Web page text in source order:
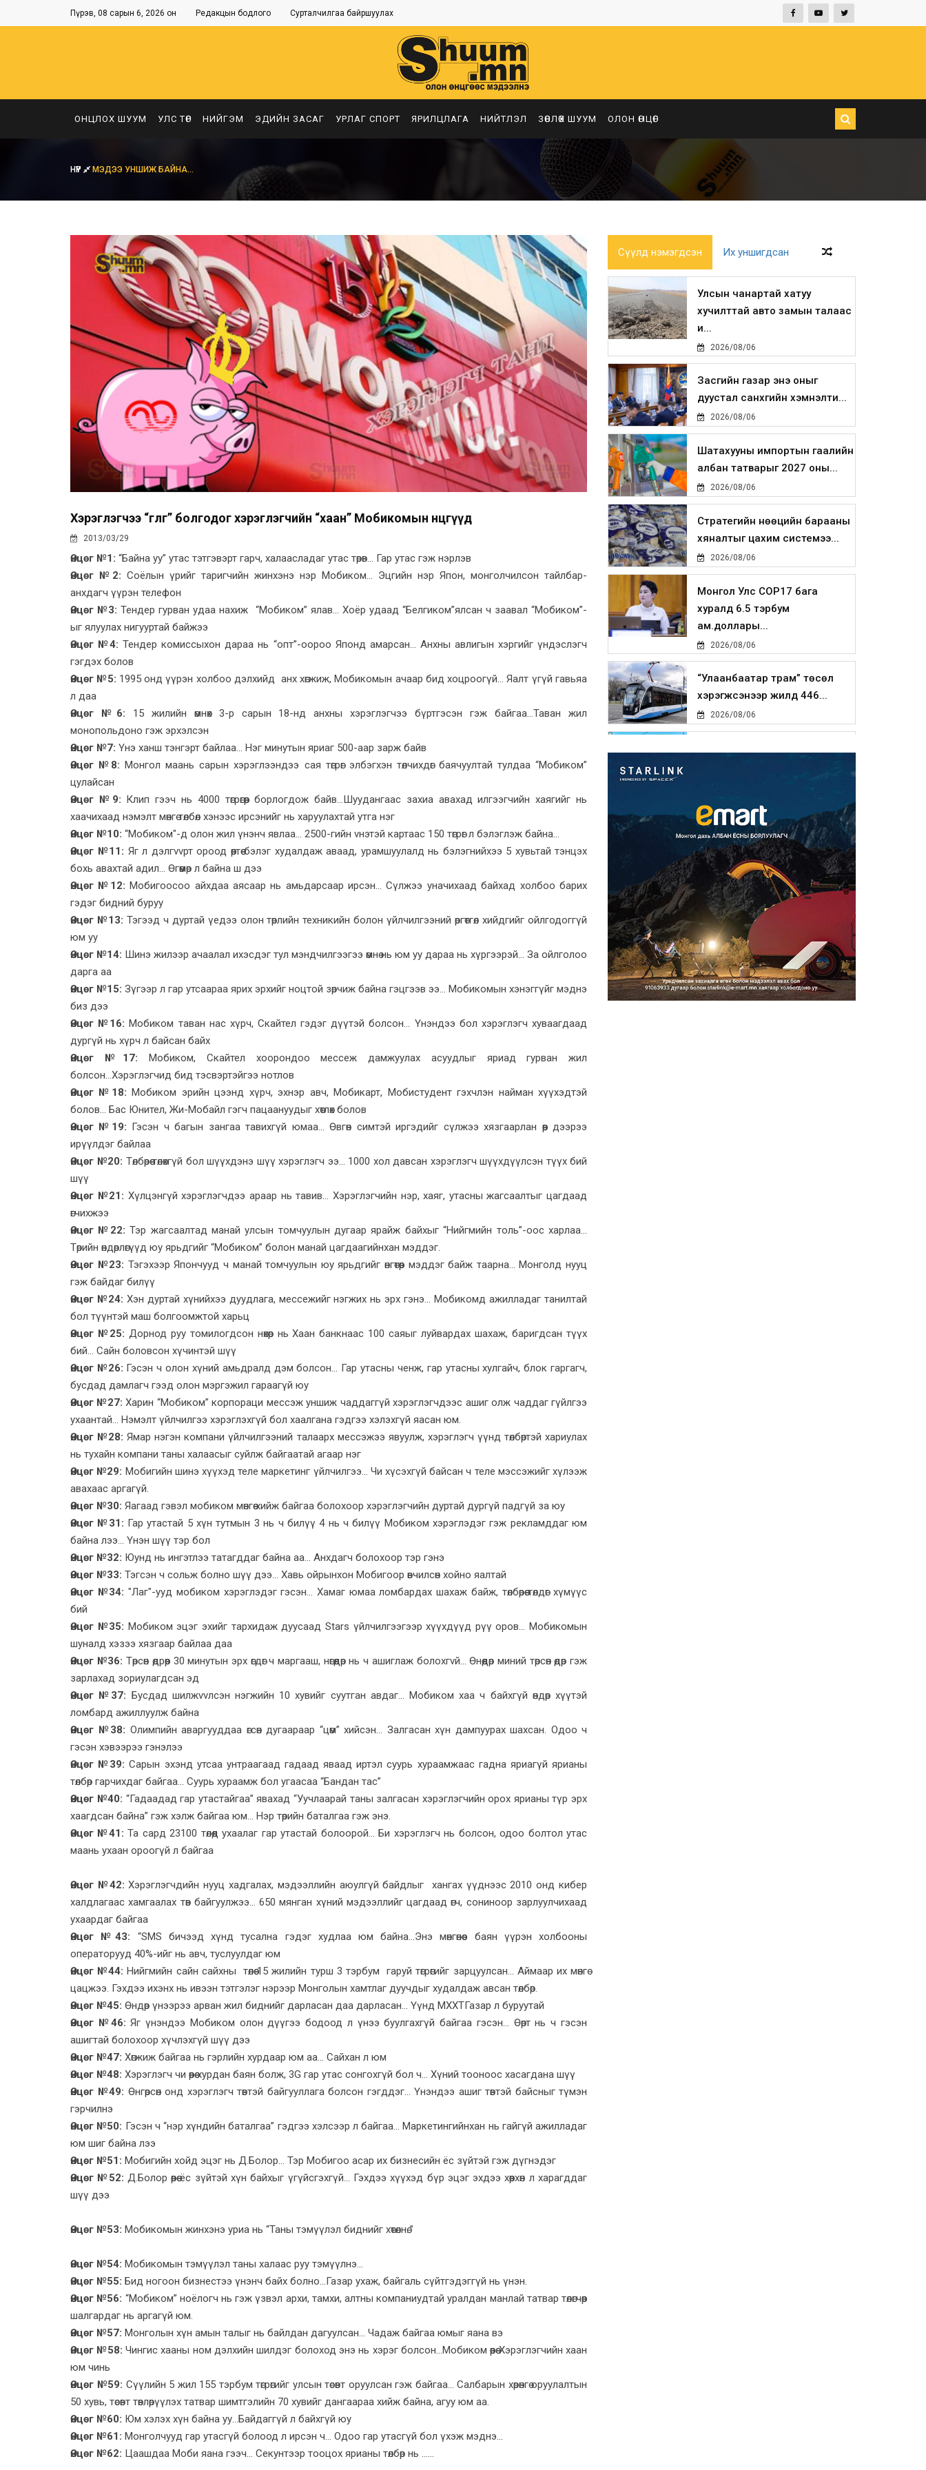
Пүрэв, 08 сарын 6, 2026 он Редакцын бодлого Сурталчилгаа байршуулах
ОНЦЛОХ ШУУМ УЛС ТӨР НИЙГЭМ ЭДИЙН ЗАСАГ УРЛАГ СПОРТ ЯРИЛЦЛАГА НИЙТЛЭЛ ЗӨВЛӨХ ШУУМ ОЛОН ӨНЦӨГ
НҮҮР МЭДЭЭ УНШИЖ БАЙНА...
Хэрэглэгчээ “гөлөг” болгодог хэрэглэгчийн “хаан” Мобикомын өнцөгүүд
2013/03/29
Өнцөг №1: “Байна уу” утас тэтгэвэрт гарч, халаасладаг утас төрөв... Гар утас гэж нэрлэв
Өнцөг №2: Соёлын үрийг таригчийн жинхэнэ нэр Мобиком... Эцгийн нэр Япон, монголчилсон тайлбар-
анхдагч үүрэн телефон
Өнцөг №3: Тендер гурван удаа нахиж “Мобиком” ялав... Хоёр удаад “Белгиком”ялсан ч заавал “Мобиком”-
ыг ялуулах нигууртай байжээ
Өнцөг №4: Тендер комиссыхон дараа нь “опт”-оороо Японд амарсан... Анхны авлигын хэргийг үндэслэгч
гэгдэх болов
Өнцөг №5: 1995 онд үүрэн холбоо дэлхийд анх хөгжиж, Мобикомын ачаар бид хоцроогүй... Яалт үгүй гавьяа
л даа
Өнцөг №6: 15 жилийн өмнөх 3-р сарын 18-нд анхны хэрэглэгчээ бүртгэсэн гэж байгаа...Таван жил
монопольдоно гэж эрхэлсэн
Өнцөг №7: Үнэ ханш тэнгэрт байлаа... Нэг минутын яриаг 500-аар зарж байв
Өнцөг №8: Монгол маань сарын хэрэглээндээ сая төгрөг элбэгхэн төлчихдөг баячуултай тулдаа “Мобиком”
цулайсан
Өнцөг №9: Клип гээч нь 4000 төгрөгөөр борлогдож байв...Шуудангаас захиа авахад илгээгчийн хаягийг нь
хаачихаад нэмэлт мөнгө төлбөл хэнээс ирсэнийг нь харуулахтай утга нэг
Өнцөг №10: “Мобиком"-д олон жил үнэнч явлаа... 2500-гийн vнэтэй картаас 150 төгрөг л бэлэглэж байна...
Өнцөг №11: Яг л дэлгvvрт ороод өөртөө бэлэг худалдаж аваад, урамшуулалд нь бэлэгнийхээ 5 хувьтай тэнцэх
бохь авахтай адил... Өгөөмөр л байна ш дээ
Өнцөг №12: Мобигоосоо айхдаа аясаар нь амьдарсаар ирсэн... Сүлжээ уначихаад байхад холбоо барих
гэдэг бидний буруу
Өнцөг №13: Тэгээд ч дуртай үедээ олон төрлийн техникийн болон үйлчилгээний өргөтгөл хийдгийг ойлгодоггүй
юм уу
Өнцөг №14: Шинэ жилээр ачаалал ихэсдэг тул мэндчилгээгээ өмнө нь юм уу дараа нь хүргээрэй... За ойлголоо
дарга аа
Өнцөг №15: Зүгээр л гар утсаараа ярих эрхийг ноцтой зөрчиж байна гэцгээв ээ... Мобикомын хэнэггүйг мэднэ
биз дээ
Өнцөг №16:Мобиком таван нас хүрч, Скайтел гэдэг дүүтэй болсон... Үнэндээ бол хэрэглэгч хуваагдаад
дургүй нь хүрч л байсан байх
Өнцөг №17: Мобиком, Скайтел хоорондоо мессеж дамжуулах асуудлыг яриад гурван жил
болсон...Хэрэглэгчид бид тэсвэртэйгээ нотлов
Өнцөг №18: Мобиком эрийн цээнд хүрч, эхнэр авч, Мобикарт, Мобистудент гэхчлэн найман хүүхэдтэй
болов... Бас Юнител, Жи-Мобайл гэгч пацаануудыг хөтлөх болов
Өнцөг №19: Гэсэн ч багын зангаа тавихгүй юмаа... Өвгөн симтэй иргэдийг сүлжээ хязгаарлан өөр дээрээ
ирүүлдэг байлаа
Өнцөг №20: Төлбөрөө төлөхгүй бол шүүхдэнэ шүү хэрэглэгч ээ... 1000 хол давсан хэрэглэгч шүүхдүүлсэн түүх бий
шүү
Өнцөг №21: Хүлцэнгүй хэрэглэгчдээ араар нь тавив... Хэрэглэгчийн нэр, хаяг, утасны жагсаалтыг цагдаад
өгчихжээ
Өнцөг №22: Тэр жагсаалтад манай улсын томчуулын дугаар ярайж байхыг “Нийгмийн толь”-оос харлаа...
Төрийн өндөрлөгүүд юу ярьдгийг “Мобиком” болон манай цагдаагийнхан мэддэг.
Өнцөг №23: Тэгэхээр Япончууд ч манай томчуулын юу ярьдгийг өнгөтөөр мэддэг байж таарна... Монголд нууц
гэж байдаг билүү
Өнцөг №24: Хэн дуртай хүнийхээ дуудлага, мессежийг нэгжих нь эрх гэнэ... Mобикомд ажилладаг танилтай
бол түүнтэй маш болгоомжтой харьц
Өнцөг №25: Дорнод руу томилогдсон нөхөр нь Хаан банкнаас 100 саяыг луйвардах шахаж, баригдсан түүх
бий... Сайн боловсон хүчинтэй шүү
Өнцөг №26: Гэсэн ч олон хүний амьдралд дэм болсон... Гар утасны ченж, гар утасны хулгайч, блок гаргагч,
бусдад дамлагч гээд олон мэргэжил гараагүй юу
Өнцөг №27: Харин “Мобиком” корпораци мессэж уншиж чаддаггүй хэрэглэгчдээс ашиг олж чаддаг гүйлгээ
ухаантай... Нэмэлт үйлчилгээ хэрэглэхгүй бол хаалгана гэдгээ хэлэхгүй яасан юм.
Өнцөг №28: Ямар нэгэн компани үйлчилгээний талаарх мессэжээ явуулж, хэрэглэгч үүнд төлбөртэй хариулах
нь тухайн компани таны халаасыг суйлж байгаатай агаар нэг
Өнцөг №29: Мобигийн шинэ хүүхэд теле маркетинг үйлчилгээ... Чи хүсэхгүй байсан ч теле мэссэжийг хүлээж
авахаас аргагүй.
Өнцөг №30: Яагаад гэвэл мобиком мөнгөө хийж байгаа болохоор хэрэглэгчийн дуртай дургүй падгүй за юу
Өнцөг №31: Гар утастай 5 хүн тутмын 3 нь ч билүү 4 нь ч билүү Мобиком хэрэглэдэг гэж рекламддаг юм
байна лээ... Үнэн шүү тэр бол
Өнцөг №32: Юунд нь ингэтлээ татагддаг байна аа... Анхдагч болохоор тэр гэнэ
Өнцөг №33: Тэгсэн ч сольж болно шүү дээ... Хавь ойрынхон Мобигоор өвчилсөн хойно яалтай
Өнцөг №34:"Лаг"-ууд мобиком хэрэглэдэг гэсэн... Хамаг юмаа ломбардах шахаж байж, төлбөрөө төлдөг хүмүүс
бий
Өнцөг №35: Мобиком эцэг эхийг тархидаж дуусаад Stars үйлчилгээгээр хүүхдүүд рүү оров... Мобикомын
шуналд хэзээ хязгаар байлаа даа
Өнцөг №36:Төрсөн өдрөөр 30 минутын эрх өгдөг ч маргааш, нөгөөдөр нь ч ашиглаж болохгvй... Өнөөдөр миний төрсөн өдөр гэж
зарлахад зориулагдсан эд
Өнцөг №37: Бусдад шилжvvлсэн нэгжийн 10 хувийг суутган авдаг... Мобиком хаа ч байхгүй өндөр хүүтэй
ломбард ажиллуулж байна
Өнцөг №38: Олимпийн аваргууддаа өгсөн дугаараар “цөм” хийсэн... Залгасан хүн дампуурах шахсан. Одоо ч
гэсэн хэвээрээ гэнэлээ
Өнцөг №39:Сарын эхэнд утсаа унтраагаад гадаад яваад иртэл суурь хураамжаас гадна яриагүй ярианы
төлбөр гарчихдаг байгаа... Суурь хураамж бол угаасаа “Бандан тас”
Өнцөг №40: “Гадаадад гар утастайгаа” явахад “Уучлаарай таны залгасан хэрэглэгчийн орох ярианы түр эрх
хаагдсан байна” гэж хэлж байгаа юм... Нэр төрийн баталгаа гэж энэ.
Өнцөг №41: Та сард 23100 төлөөд ухаалаг гар утастай болоорой... Би хэрэглэгч нь болсон, одоо болтол утас
маань ухаан ороогүй л байгаа
Өнцөг №42:Хэрэглэгчдийн нууц хадгалах, мэдээллийн аюулгүй байдлыг хангах үүднээс 2010 онд кибер
халдлагаас хамгаалах төв байгуулжээ… 650 мянган хүний мэдээллийг цагдаад өгч, сониноор зарлуулчихаад
ухаардаг байгаа
Өнцөг №43: “SMS бичээд хүнд тусална гэдэг худлаа юм байна...Энэ мөнгөнөөс баян үүрэн холбооны
операторууд 40%-ийг нь авч, туслуулдаг юм
Өнцөг №44: Нийгмийн сайн сайхны төлөө 15 жилийн турш 3 тэрбум гаруй төгрөгийг зарцуулсан... Аймаар их мөнгө
цацжээ. Гэхдээ ихэнх нь ивээн тэтгэлэг нэрээр Монголын хамтлаг дуучдыг худалдаж авсан төлбөр.
Өнцөг №45: Өндөр үнээрээ арван жил биднийг дарласан даа дарласан... Үүнд МХХТГазар л буруутай
Өнцөг №46:Яг үнэндээ Мобиком олон дүүгээ бодоод л үнээ буулгахгүй байгаа гэсэн... Өөрт нь ч гэсэн
ашигтай болохоор хүчлэхгүй шүү дээ
Өнцөг №47: Хөгжиж байгаа нь гэрлийн хурдаар юм аа... Сайхан л юм
Өнцөг №48: Хэрэглэгч чи өөрөө хурдан баян болж, 3G гар утас сонгохгүй бол ч... Хүний тооноос хасагдана шүү
Өнцөг №49: Өнгөрсөн онд хэрэглэгч төвтэй байгууллага болсон гэгддэг... Үнэндээ ашиг төвтэй байсныг түмэн
гэрчилнэ
Өнцөг №50: Гэсэн ч “нэр хүндийн баталгаа” гэдгээ хэлсээр л байгаа... Маркетингийнхан нь гайгүй ажилладаг
юм шиг байна лээ
Өнцөг №51: Мобигийн хойд эцэг нь Д.Болор... Тэр Мобигоо асар их бизнесийн ёс зүйтэй гэж дүгнэдэг
Өнцөг №52: Д.Болор өөрөө ёс зүйтэй хүн байхыг үгүйсгэхгүй... Гэхдээ хүүхэд бүр эцэг эхдээ хөөрхөн л харагддаг
шүү дээ
Өнцөг №53: Мобикомын жинхэнэ уриа нь “Таны тэмүүлэл биднийг хөтөлнө..”
Өнцөг №54: Мобикомын тэмүүлэл таны халаас руу тэмүүлнэ...
Өнцөг №55: Бид ногоон бизнестээ үнэнч байх болно...Газар ухаж, байгаль сүйтгэдэггүй нь үнэн.
Өнцөг №56: “Мобиком” ноёлогч нь гэж үзвэл архи, тамхи, алтны компаниудтай уралдан манлай татвар төлөгчөөр
шалгардаг нь аргагүй юм.
Өнцөг №57: Монголын хүн амын талыг нь байлдан дагуулсан... Чадаж байгаа юмыг яана вэ
Өнцөг №58: Чингис хааны ном дэлхийн шилдэг болоход энэ нь хэрэг болсон…Мобиком өөрөө Хэрэглэгчийн хаан
юм чинь
Өнцөг №59: Сүүлийн 5 жил 155 тэрбум төгрөгийг улсын төсөвт оруулсан гэж байгаа... Салбарын хөрөнгө оруулалтын
50 хувь, төсөвт төвлөрүүлэх татвар шимтгэлийн 70 хувийг дангаараа хийж байна, агуу юм аа.
Өнцөг №60: Юм хэлэх хүн байна уу...Байдаггүй л байхгүй юу
Өнцөг №61: Монголчууд гар утасгүй болоод л ирсэн ч... Одоо гар утасгүй бол үхэж мэднэ...
Өнцөг №62: Цаашдаа Моби яана гээч... Секунтээр тооцох ярианы төлбөр нь ......
Сүүлд нэмэгдсэн Их уншигдсан
Улсын чанартай хатуу
хучилттай авто замын талаас
и...
2026/08/06
Засгийн газар энэ оныг
дуустал санхүүгийн хэмнэлти...
2026/08/06
Шатахууны импортын гаалийн
албан татварыг 2027 оны...
2026/08/06
Стратегийн нөөцийн барааны
хяналтыг цахим системээ...
2026/08/06
Монгол Улс COP17 бага
хуралд 6.5 тэрбум
ам.доллары...
2026/08/06
“Улаанбаатар трам” төсөл
хэрэгжсэнээр жилд 446...
2026/08/06
2026/08/06
Улаанбаатарт өдөртөө 29 хэм
дулаан
2026/08/06
Прокурорын байгууллага
өнгөрсөн долоо хоногт 29,44...
2026/08/05
Тэгш, сондгойгоор замын
хөдөлгөөнд оролцох зохицуу...
2026/08/05